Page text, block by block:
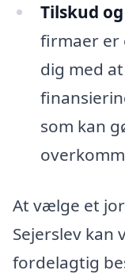
Tilskud
firmaer er
dig med
som kan
At vælge et
Sejerslev kan
fordelagtig